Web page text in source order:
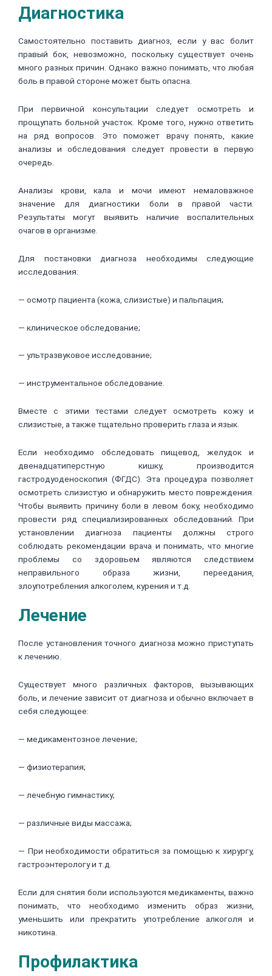
Диагностика
Самостоятельно поставить диагноз, если у вас болит
правый бок, невозможно, поскольку существует очень
много разных причин. Однако важно понимать, что любая
боль в правой стороне может быть опасна.
При первичной консультации следует осмотреть и
прощупать больной участок. Кроме того, нужно ответить
на ряд вопросов. Это поможет врачу понять, какие
анализы и обследования следует провести в первую
очередь.
Анализы крови, кала и мочи имеют немаловажное
значение для диагностики боли в правой части.
Результаты могут выявить наличие воспалительных
очагов в организме.
Для постановки диагноза необходимы следующие
исследования:
— осмотр пациента (кожа, слизистые) и пальпация;
— клиническое обследование;
— ультразвуковое исследование;
— инструментальное обследование.
Вместе с этими тестами следует осмотреть кожу и
слизистые, а также тщательно проверить глаза и язык.
Если необходимо обследовать пищевод, желудок и
двенадцатиперстную кишку, производится
гастродуоденоскопия (ФГДС). Эта процедура позволяет
осмотреть слизистую и обнаружить место повреждения.
Чтобы выявить причину боли в левом боку, необходимо
провести ряд специализированных обследований. При
установлении диагноза пациенты должны строго
соблюдать рекомендации врача и понимать, что многие
проблемы со здоровьем являются следствием
неправильного образа жизни, переедания,
злоупотребления алкоголем, курения и т.д.
Лечение
После установления точного диагноза можно приступать
к лечению.
Существует много различных факторов, вызывающих
боль, и лечение зависит от диагноза и обычно включает в
себя следующее:
— медикаментозное лечение;
— физиотерапия;
— лечебную гимнастику;
— различные виды массажа;
— При необходимости обратиться за помощью к хирургу,
гастроэнтерологу и т.д.
Если для снятия боли используются медикаменты, важно
понимать, что необходимо изменить образ жизни,
уменьшить или прекратить употребление алкоголя и
никотина.
Профилактика